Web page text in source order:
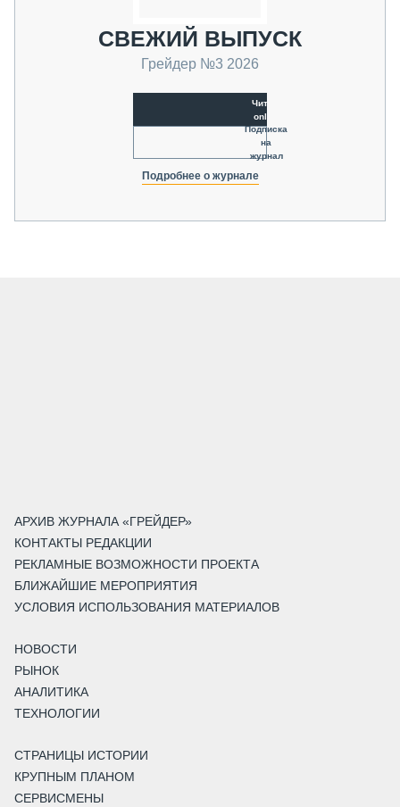
СВЕЖИЙ ВЫПУСК
Грейдер №3 2026
Читать
online
Подписка
на
журнал
Подробнее о журнале
АРХИВ ЖУРНАЛА «ГРЕЙДЕР»
КОНТАКТЫ РЕДАКЦИИ
РЕКЛАМНЫЕ ВОЗМОЖНОСТИ ПРОЕКТА
БЛИЖАЙШИЕ МЕРОПРИЯТИЯ
УСЛОВИЯ ИСПОЛЬЗОВАНИЯ МАТЕРИАЛОВ
НОВОСТИ
РЫНОК
АНАЛИТИКА
ТЕХНОЛОГИИ
СТРАНИЦЫ ИСТОРИИ
КРУПНЫМ ПЛАНОМ
СЕРВИСМЕНЫ